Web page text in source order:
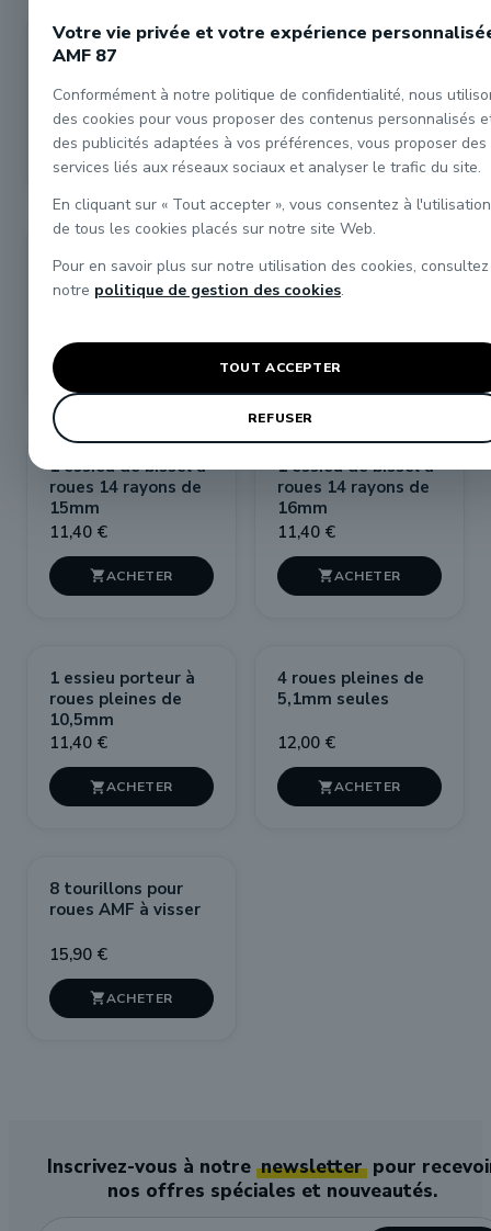
R406 2 roues
motrices vapeur
21mm
16,20 €

R405 2 roues
20mm
16,20 €

R402 2 roues
motrices vapeur
16mm
R401 2 roues
motrices vapeur
15mm

1 essieu de bissel à
roues 14 rayons de
15mm
11,40 €

1 essieu de bissel à
roues 14 rayons de
16mm
11,40 €

1 essieu porteur à
roues pleines de
10,5mm
11,40 €

4 roues pleines de
5,1mm seules
12,00 €

8 tourillons pour
roues AMF à visser
15,90 €

Inscrivez-vous à notre newsletterpour
nos offres spéciales et nouveautés.
Votre vie privée et votre expérience
AMF 87
Conformément à notre politique de confidentialité, nous
des cookies pour vous proposer des contenus personnalisés
des publicités adaptées à vos préférences, vous proposer des
services liés aux réseaux sociaux et analyser le trafic du site.
En cliquant sur « Tout accepter », vous consentez à l'utilisation
de tous les cookies placés sur notre site Web.
Pour en savoir plus sur notre utilisation des cookies, consultez
notre politique de gestion des cookies.
TOUT ACCEPTER
REFUSER